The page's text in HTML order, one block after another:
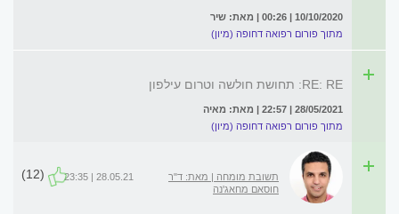
10/10/2020 | 00:26 | מאת: שיר
מתוך פורום רפואה דחופה (מיון)
RE: RE: תחושת חולשה וטרום עילפון
28/05/2021 | 22:57 | מאת: מאיה
מתוך פורום רפואה דחופה (מיון)
תשובת מומחה | מאת: ד"ר
חוסאם מחאג'נה
28.05.21 | 23:35
(12)